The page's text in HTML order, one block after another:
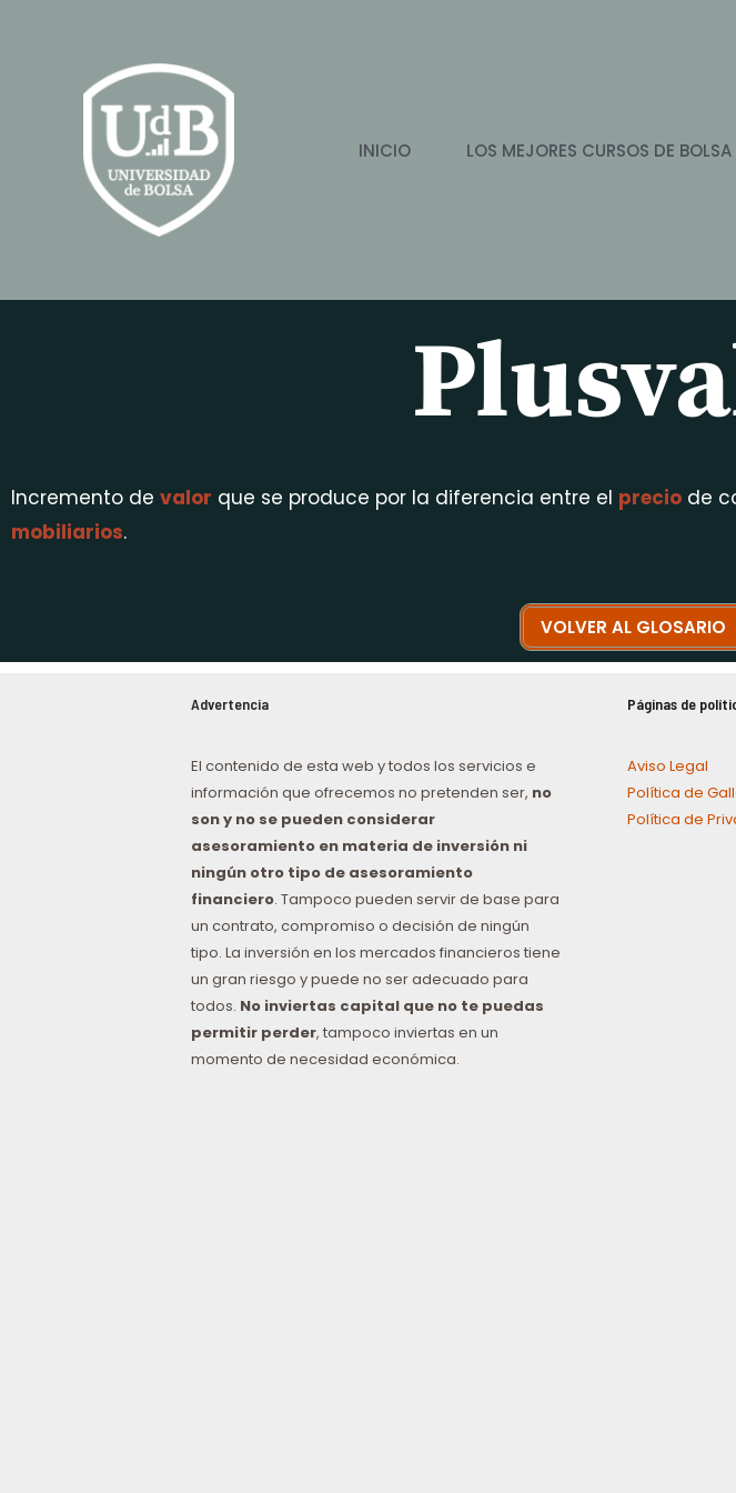
contenido
INICIO LOS MEJORES CURSOS DE BOLSA
Incremento de valor que se produce por la diferencia entre el precio de
mobiliarios.
VOLVER AL GLOSARIO
Advertencia
El contenido de esta web y todos los servicios e
información que ofrecemos no pretenden ser, no
son y no se pueden considerar
asesoramiento en materia de inversión ni
ningún otro tipo de asesoramiento
financiero. Tampoco pueden servir de base para
un contrato, compromiso o decisión de ningún
tipo. La inversión en los mercados financieros tiene
un gran riesgo y puede no ser adecuado para
todos. No inviertas capital que no te puedas
permitir perder, tampoco inviertas en un
momento de necesidad económica.
Páginas de
Aviso Legal
Política de
Política de